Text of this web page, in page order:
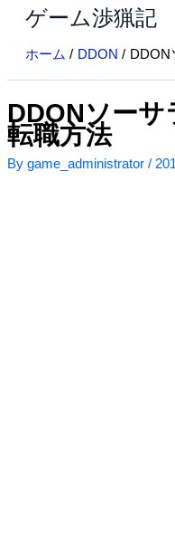
ス
キ
ッ
プ
ゲーム渉猟記
ホーム DDON DDON
DDONソー
転職方法
By game_administrator /